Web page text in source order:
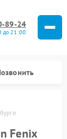
89-24
до 21:00
Fenix